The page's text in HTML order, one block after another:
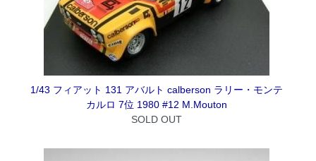
1/43 フィアット 131 アバルト calberson ラリー・モンテ
カルロ 7位 1980 #12 M.Mouton
SOLD OUT